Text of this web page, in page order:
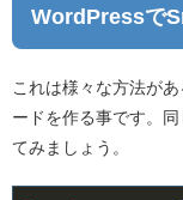
WordPressで
これは様々な方法が
ードを作る事です。
てみましょう。